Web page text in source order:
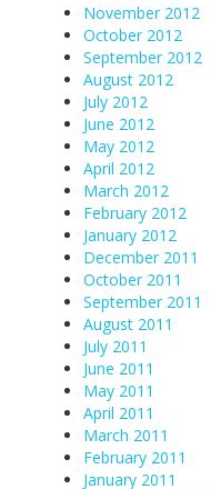
November 2012
October 2012
September 2012
August 2012
July 2012
June 2012
May 2012
April 2012
March 2012
February 2012
January 2012
December 2011
October 2011
September 2011
August 2011
July 2011
June 2011
May 2011
April 2011
March 2011
February 2011
January 2011